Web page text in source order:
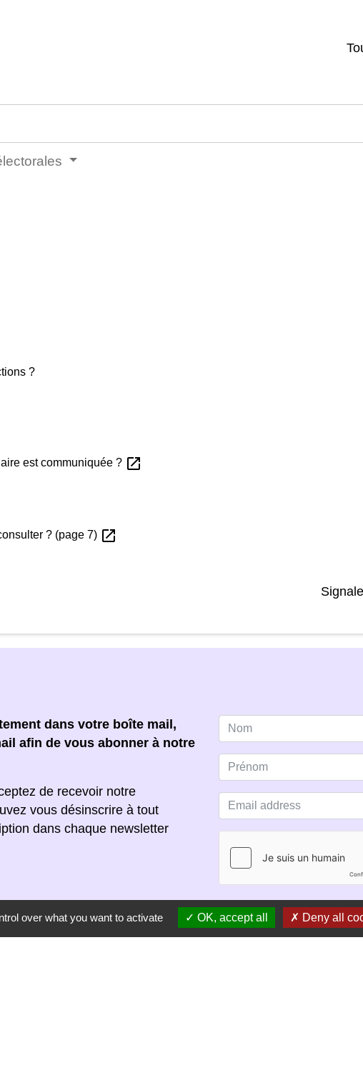
?
est communiquée ? open_in_new
? (page 7) open_in_new
dans votre boîte mail,
afin de vous abonner à notre
de recevoir notre
vous désinscrire à tout
dans chaque newsletter
S'ABONNER
over what you want to activate OK, accept all Deny all